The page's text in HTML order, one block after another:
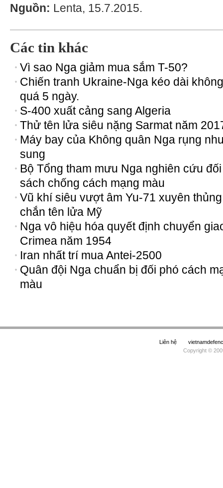
Nguồn: Lenta, 15.7.2015.
Các tin khác
Vì sao Nga giảm mua sắm T-50?
Chiến tranh Ukraine-Nga kéo dài không
quá 5 ngày.
S-400 xuất cảng sang Algeria
Thử tên lửa siêu nặng Sarmat năm
Máy bay của Không quân Nga rụng
sung
Bộ Tổng tham mưu Nga nghiên cứu đối
sách chống cách mạng màu
Vũ khí siêu vượt âm Yu-71 xuyên
chắn tên lửa Mỹ
Nga vô hiệu hóa quyết định chuyển
Crimea năm 1954
Iran nhất trí mua Antei-2500
Quân đội Nga chuẩn bị đối phó cách
màu
Liên hệ
Copyright ©